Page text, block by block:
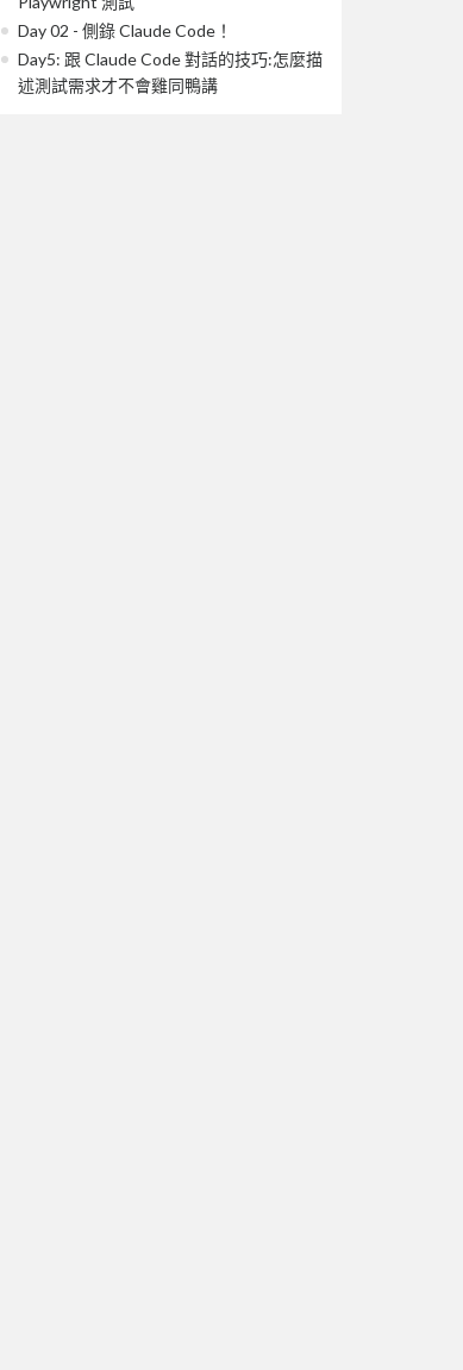
Day 02 - 側錄 Claude Code！
Day5: 跟 Claude Code 對話的技巧:怎麼描
述測試需求才不會雞同鴨講